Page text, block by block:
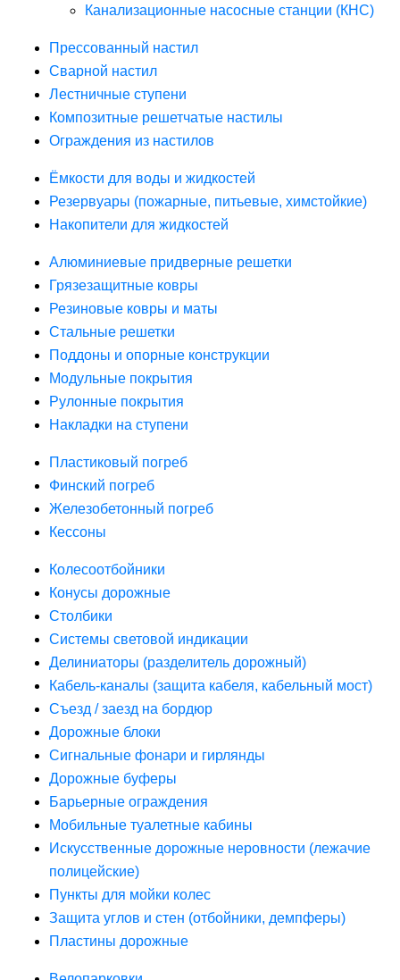
Канализационные насосные станции (КНС)
Прессованный настил
Сварной настил
Лестничные ступени
Композитные решетчатые настилы
Ограждения из настилов
Ёмкости для воды и жидкостей
Резервуары (пожарные, питьевые, химстойкие)
Накопители для жидкостей
Алюминиевые придверные решетки
Грязезащитные ковры
Резиновые ковры и маты
Стальные решетки
Поддоны и опорные конструкции
Модульные покрытия
Рулонные покрытия
Накладки на ступени
Пластиковый погреб
Финский погреб
Железобетонный погреб
Кессоны
Колесоотбойники
Конусы дорожные
Столбики
Системы световой индикации
Делиниаторы (разделитель дорожный)
Кабель-каналы (защита кабеля, кабельный мост)
Съезд / заезд на бордюр
Дорожные блоки
Сигнальные фонари и гирлянды
Дорожные буферы
Барьерные ограждения
Мобильные туалетные кабины
Искусственные дорожные неровности (лежачие
полицейские)
Пункты для мойки колес
Защита углов и стен (отбойники, демпферы)
Пластины дорожные